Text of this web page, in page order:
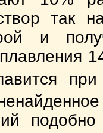
так
и